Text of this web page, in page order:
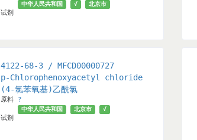
试剂
中华人民共和国 √ 北京市
4122-68-3 / MFCD00000727
p-Chlorophenoxyacetyl chloride
(4-氯苯氧基)乙酰氯
原料 ?
试剂
中华人民共和国 北京市 √